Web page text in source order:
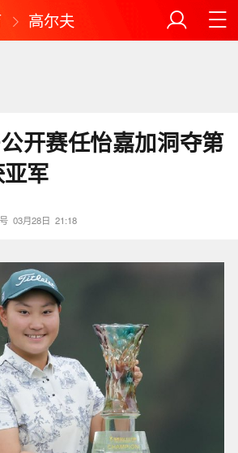
高尔夫
开赛任怡嘉加洞夺第
亚军
03月28日 21:18